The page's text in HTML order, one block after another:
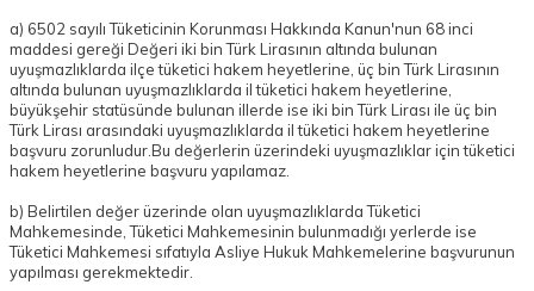
a) 6502 sayılı Tüketicinin Korunması Hakkında Kanun'nun 68 inci
maddesi gereği Değeri iki bin Türk Lirasının altında bulunan
uyuşmazlıklarda ilçe tüketici hakem heyetlerine, üç bin Türk Lirasının
altında bulunan uyuşmazlıklarda il tüketici hakem heyetlerine,
büyükşehir statüsünde bulunan illerde ise iki bin Türk Lirası ile üç bin
Türk Lirası arasındaki uyuşmazlıklarda il tüketici hakem heyetlerine
başvuru zorunludur.Bu değerlerin üzerindeki uyuşmazlıklar için tüketici
hakem heyetlerine başvuru yapılamaz.
b) Belirtilen değer üzerinde olan uyuşmazlıklarda Tüketici
Mahkemesinde, Tüketici Mahkemesinin bulunmadığı yerlerde ise
Tüketici Mahkemesi sıfatıyla Asliye Hukuk Mahkemelerine başvurunun
yapılması gerekmektedir.